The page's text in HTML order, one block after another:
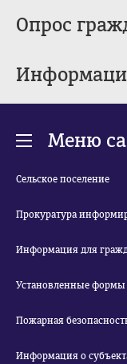
Опрос
Меню
Сельское поселение
Прокуратура
Информация для
Установленные
Пожарная
Информация о